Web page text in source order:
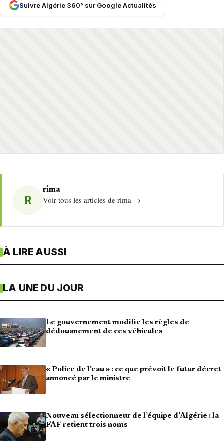
Suivre Algérie 360° sur Google Actualités
R
rima
Voir tous les articles de rima →
À LIRE AUSSI
LA UNE DU JOUR
Le gouvernement modifie les règles de
dédouanement de ces véhicules
« Police de l’eau » : ce que prévoit le futur décret
annoncé par le ministre
Nouveau sélectionneur de l’équipe d’Algérie : la
FAF retient trois noms